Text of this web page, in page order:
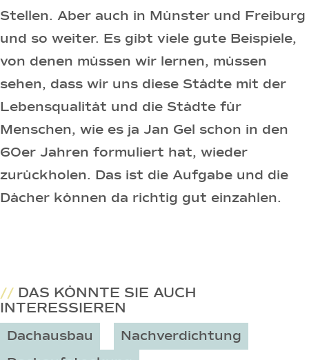
Stellen. Aber auch in Münster und Freiburg
und so weiter. Es gibt viele gute Beispiele,
von denen müssen wir lernen, müssen
sehen, dass wir uns diese Städte mit der
Lebensqualität und die Städte für
Menschen, wie es ja Jan Gel schon in den
60er Jahren formuliert hat, wieder
zurückholen. Das ist die Aufgabe und die
Dächer können da richtig gut einzahlen.
// DAS KÖNNTE SIE AUCH
INTERESSIEREN
Dachausbau
Nachverdichtung